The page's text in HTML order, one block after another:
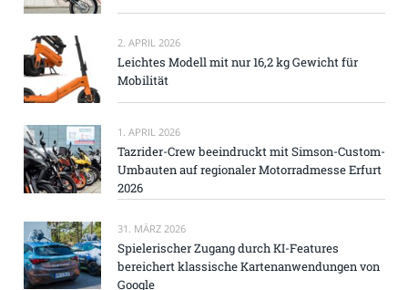
2. APRIL 2026
Leichtes Modell mit nur 16,2 kg Gewicht für
Mobilität
1. APRIL 2026
Tazrider-Crew beeindruckt mit Simson-Custom-
Umbauten auf regionaler Motorradmesse Erfurt
2026
31. MÄRZ 2026
Spielerischer Zugang durch KI-Features
bereichert klassische Kartenanwendungen von
Google